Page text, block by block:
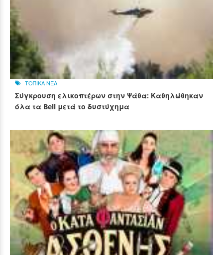
ΤΟΠΙΚΑ ΝΕΑ
Σύγκρουση ελικοπτέρων στην Ψάθα: Καθηλώθηκαν
όλα τα Bell μετά το δυστύχημα